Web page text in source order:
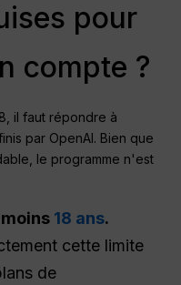
pour
compte ?
il faut répondre à
par OpenAI. Bien que
le programme n'est
18 ans.
cette limite
de